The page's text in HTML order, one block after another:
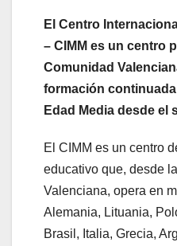
El Centro
– CIMM es un centro
Comunidad
formación
Edad Media desde el
El CIMM es un centro
educativo que, desde
Valenciana, opera en
Alemania, Lituania,
Brasil, Italia, Grecia,